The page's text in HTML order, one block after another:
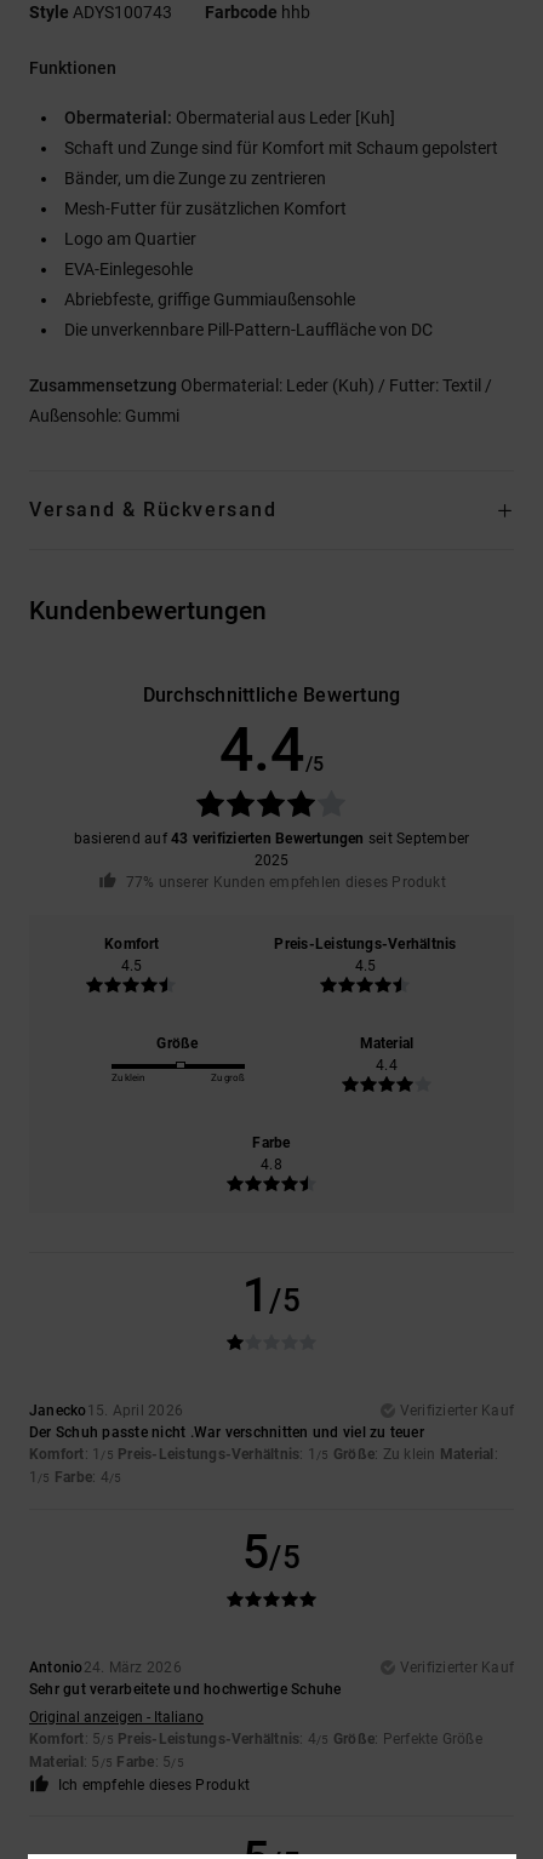
Style ADYS100743 Farbcode hhb
Funktionen
Obermaterial: Obermaterial aus Leder [Kuh]
Schaft und Zunge sind für Komfort mit Schaum gepolstert
Bänder, um die Zunge zu zentrieren
Mesh-Futter für zusätzlichen Komfort
Logo am Quartier
EVA-Einlegesohle
Abriebfeste, griffige Gummiaußensohle
Die unverkennbare Pill-Pattern-Lauffläche von DC
Zusammensetzung Obermaterial: Leder (Kuh) / Futter: Textil /
Außensohle: Gummi
Versand & Rückversand
Kundenbewertungen
Durchschnittliche Bewertung
4.4/5
basierend auf43 verifizierten Bewertungen seit September
2025
77% unserer Kunden empfehlen dieses Produkt
Komfort
4.5
Preis-Leistungs-Verhältnis
4.5
Größe
Zu klein Zu groß
Material
4.4
Farbe
4.8
1 /5
Janecko15. April 2026
Verifizierter Kauf
Der Schuh passte nicht .War verschnitten und viel zu teuer
Komfort: 1 /5 Preis-Leistungs-Verhältnis: 1 /5 Größe: Zu klein Material :
1 /5 Farbe: 4/5
5/5
Antonio24. März 2026
Verifizierter Kauf
Sehr gut verarbeitete und hochwertige Schuhe
Original anzeigen - Italiano
Komfort: 5/5 Preis-Leistungs-Verhältnis: 4/5 Größe: Perfekte Größe
Material : 5 /5 Farbe: 5/5
Ich empfehle dieses Produkt